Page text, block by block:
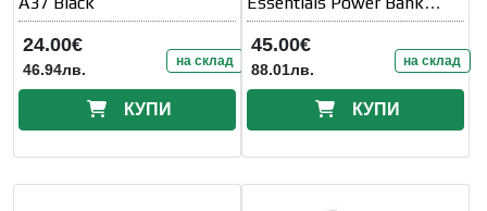
24.00€
46.94лв. на склад
КУПИ
Magnetic Wireless
10000mAh Green
45.00€
88.01лв. на склад
КУПИ